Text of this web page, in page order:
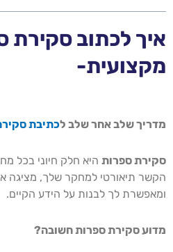
איך לכתוב סקירת
מקצועית-
מדריך שלב אחר שלב לכתיבת
סקירת ספרות היא חלק חיוני בכל
הקשר תיאורטי למחקר שלך, מציגה
ומאפשרת לך לבנות על הידע הקיים.
מדוע סקירת ספרות חשובה?